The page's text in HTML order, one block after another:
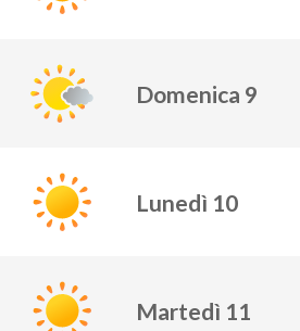
Domenica 9
Lunedì 10
Martedì 11